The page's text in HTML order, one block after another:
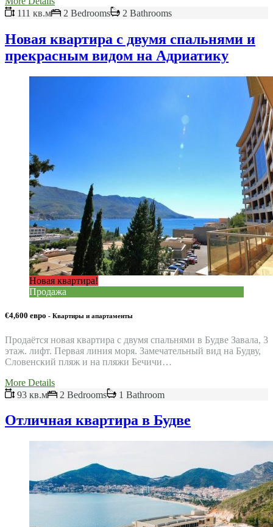
111 кв.м
2 Bedrooms 2 Bathrooms
Новая квартира с двумя спальнями и
прекрасным видом на Адриатику
Новая квартира!
Продажа
€4,600 евро - Квартиры и апартаменты
Продаётся новая квартира с двумя спальнями в Будве Завала, 3
этаж. лифт. Первая линия моря. Замечательный вид на Будву,
Словенский пляж и на пляжи Бечичи…
More Details
93 кв.м
2 Bedrooms 1 Bathroom
Отличная квартира в Будве